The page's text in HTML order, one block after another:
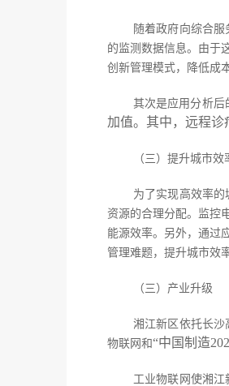
随着政府向综合
的监测数据信息。由于
创新管理模式，降低成
其次是应用分析后
加值。其中，远程诊
（三）提升城市效
为了实现高效率
资源的合理分配。监控
能源效率。另外，通过
管理难题，提升城市效率
（三）产业升级
湘江新区依托长
物联网和“中国制造
工业物联网使湘